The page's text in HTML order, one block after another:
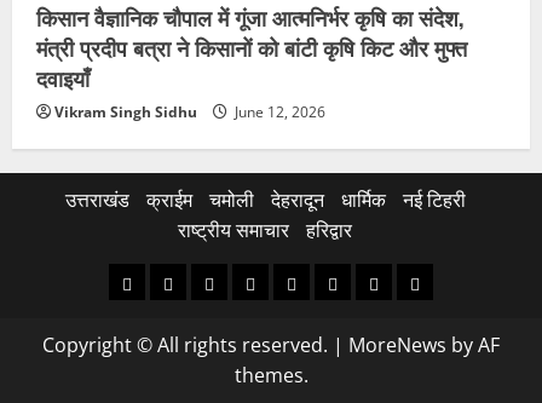
किसान वैज्ञानिक चौपाल में गूंजा आत्मनिर्भर कृषि का संदेश,
मंत्री प्रदीप बत्रा ने किसानों को बांटी कृषि किट और मुफ्त
दवाइयाँ
Vikram Singh Sidhu June 12, 2026
उत्तराखंड क्राईम चमोली देहरादून धार्मिक
नई टिहरी
राष्ट्रीय समाचार
हरिद्वार
उत्तराखंडक्राईमचमोलीदेहरादूनधार्मिकनई
राष्ट्रीयहरिद्वार
Copyright © All rights reserved. | MoreNews by AF
themes.